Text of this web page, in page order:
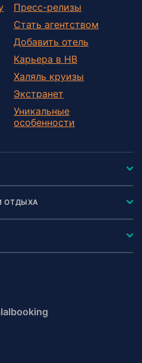
Пресс-релизы
Стать агентством
Добавить отель
Карьера в HB
Халяль круизы
Экстранет
Уникальные
особенности
ОТДЫХА